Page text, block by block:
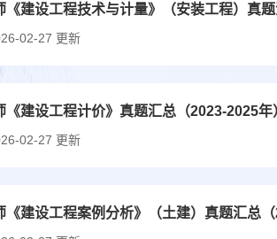
《建设工程技术与计量》（安装工程）真题
02-27 更新
建设工程计价》真题汇总（2023-2025年
02-27 更新
《建设工程案例分析》（土建）真题汇总（